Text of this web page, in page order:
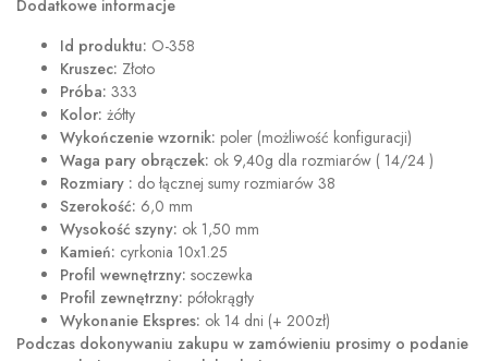
Dodatkowe informacje
Id produktu: O-358
Kruszec: Złoto
Próba: 333
Kolor: żółty
Wykończenie wzornik: poler (możliwość konfiguracji)
Waga pary obrączek: ok 9,40g dla rozmiarów ( 14/24 )
Rozmiary : do łącznej sumy rozmiarów 38
Szerokość: 6,0 mm
Wysokość szyny: ok 1,50 mm
Kamień: cyrkonia 10x1.25
Profil wewnętrzny: soczewka
Profil zewnętrzny: półokrągły
Wykonanie Ekspres: ok 14 dni (+ 200zł)
Podczas dokonywaniu zakupu w zamówieniu prosimy o podanie